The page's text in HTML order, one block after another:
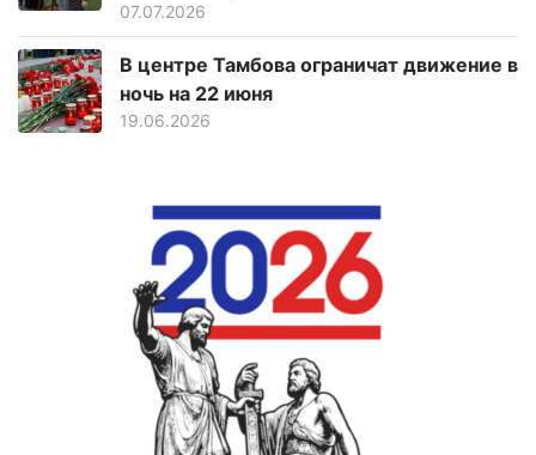
07.07.2026
В центре Тамбова ограничат движение в
ночь на 22 июня
19.06.2026